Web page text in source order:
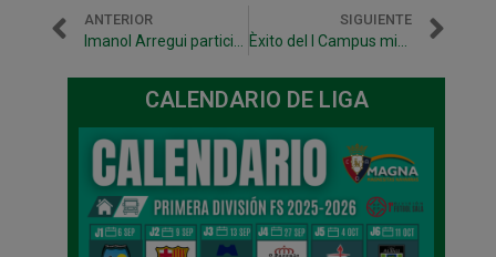
ANTERIOR SIGUIENTE
CALENDARIO DE LIGA